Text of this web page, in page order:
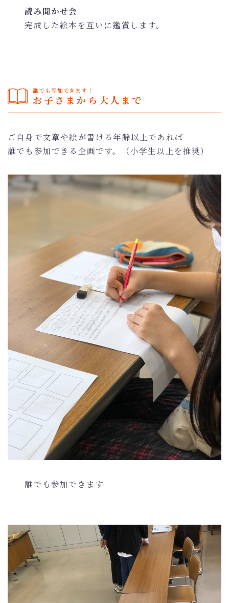
読み聞かせ会
完成した絵本を互いに鑑賞します。
誰でも参加できます！
お子さまから大人まで
ご自身で文章や絵が書ける年齢以上であれば
誰でも参加できる企画です。（小学生以上を推奨）
誰でも参加できます